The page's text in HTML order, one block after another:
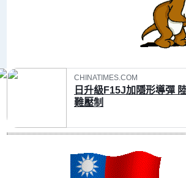
CHINATIMES.COM
日升級F15J加隱形導彈
難壓制